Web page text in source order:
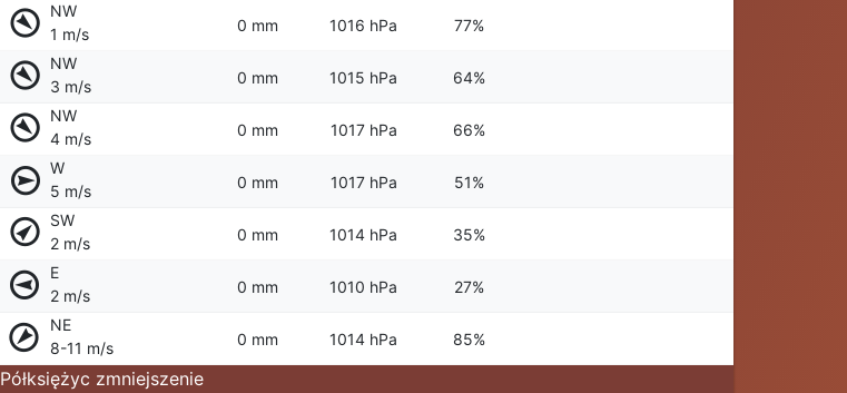
NW
1 m/s
0 mm 1016 hPa 77%
NW
3 m/s
0 mm 1015 hPa 64%
NW
4 m/s
0 mm 1017 hPa 66%
W
5 m/s
0 mm 1017 hPa 51%
SW
2 m/s
0 mm 1014 hPa 35%
E
2 m/s
0 mm 1010 hPa 27%
NE
8-11 m/s
0 mm 1014 hPa 85%
Półksiężyc zmniejszenie